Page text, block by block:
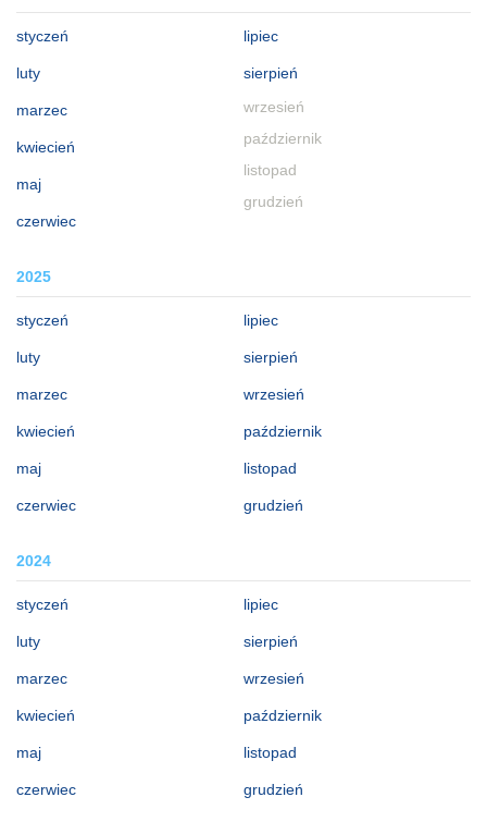
styczeń
luty
marzec
kwiecień
maj
czerwiec
lipiec
sierpień
wrzesień
październik
listopad
grudzień
2025
styczeń
luty
marzec
kwiecień
maj
czerwiec
lipiec
sierpień
wrzesień
październik
listopad
grudzień
2024
styczeń
luty
marzec
kwiecień
maj
czerwiec
lipiec
sierpień
wrzesień
październik
listopad
grudzień